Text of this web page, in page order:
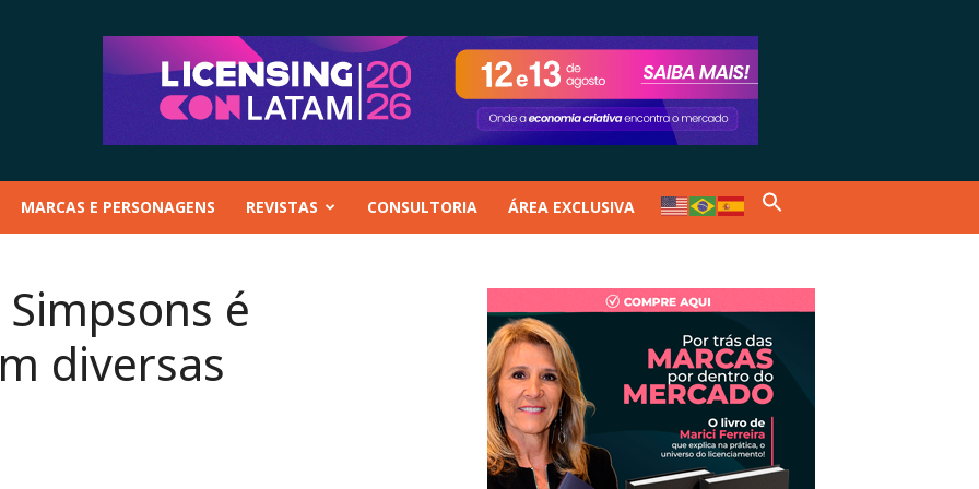
MARCAS E PERSONAGENS REVISTAS CONSULTORIA ÁREA EXCLUSIVA
é
diversas